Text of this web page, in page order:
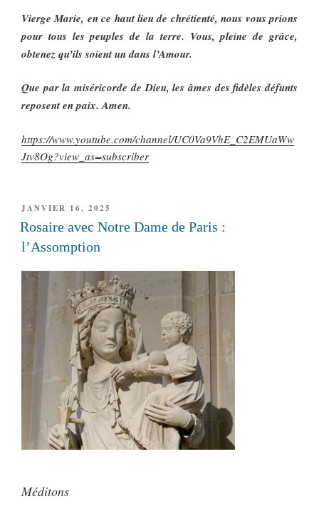
Vierge Marie, en ce haut lieu de chrétienté, nous vous prions
pour tous les peuples de la terre. Vous, pleine de grâce,
obtenez qu’ils soient un dans l’Amour.
Que par la miséricorde de Dieu, les âmes des fidèles défunts
reposent en paix. Amen.
https://www.youtube.com/channel/UC0Va9VhE_C2EMUaWw
Jtv8Og?view_as=subscriber
PUBLIÉ
LE
JANVIER 16, 2025
Rosaire avec Notre Dame de Paris :
l’Assomption
Méditons